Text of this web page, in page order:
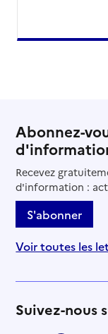
Abonnez-
Recevez
d'information :
S'abonner
Voir toutes les
Suivez-nous